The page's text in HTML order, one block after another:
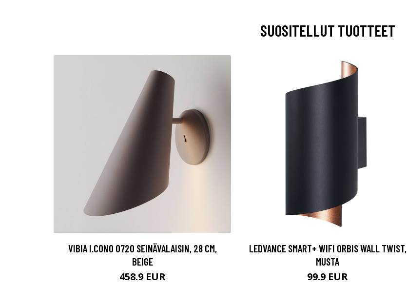
SUOSITELLUT TUOTTEET
VIBIA I.CONO 0720 SEINÄVALAISIN, 28 CM,
BEIGE
458.9 EUR
LEDVANCE SMART+ WIFI ORBIS WALL TWIST,
MUSTA
99.9 EUR